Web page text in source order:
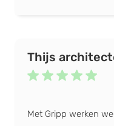
Thijs
Met Gripp werken